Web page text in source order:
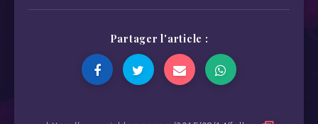
Partager l'article :